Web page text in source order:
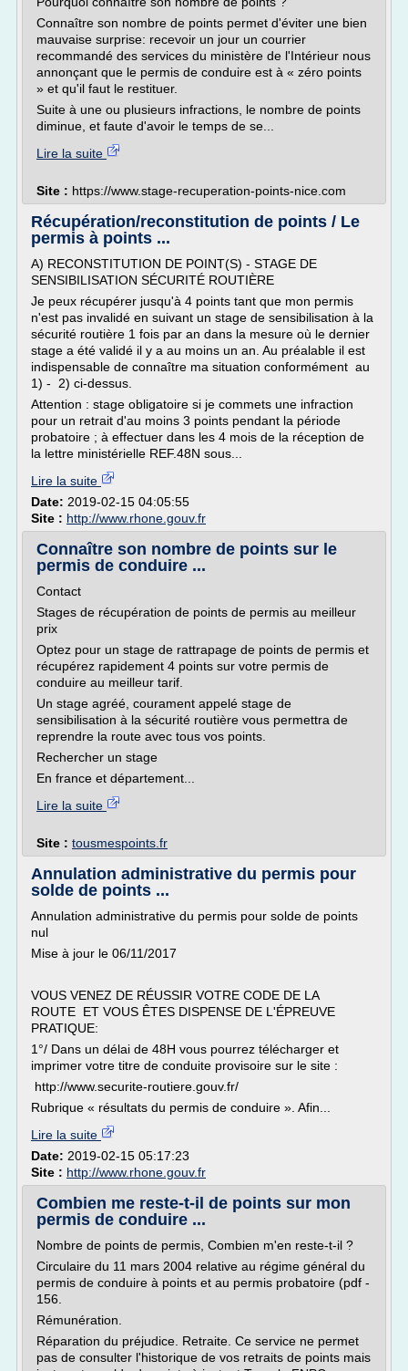
Connaître son nombre de points permet d'éviter une bien
mauvaise surprise: recevoir un jour un courrier
recommandé des services du ministère de l'Intérieur nous
annonçant que le permis de conduire est à « zéro points
» et qu'il faut le restituer.
Suite à une ou plusieurs infractions, le nombre de points
diminue, et faute d'avoir le temps de se...
Lire la suite
Site : https://www.stage-recuperation-points-nice.com
Récupération/reconstitution de points / Le
permis à points ...
A) RECONSTITUTION DE POINT(S) - STAGE DE
SENSIBILISATION SÉCURITÉ ROUTIÈRE
Je peux récupérer jusqu'à 4 points tant que mon permis
n'est pas invalidé en suivant un stage de sensibilisation à la
sécurité routière 1 fois par an dans la mesure où le dernier
stage a été validé il y a au moins un an. Au préalable il est
indispensable de connaître ma situation conformément au
1) - 2) ci-dessus.
Attention : stage obligatoire si je commets une infraction
pour un retrait d'au moins 3 points pendant la période
probatoire ; à effectuer dans les 4 mois de la réception de
la lettre ministérielle REF.48N sous...
Lire la suite
Date: 2019-02-15 04:05:55
Site : http://www.rhone.gouv.fr
Connaître son nombre de points sur le
permis de conduire ...
Contact
Stages de récupération de points de permis au meilleur
prix
Optez pour un stage de rattrapage de points de permis et
récupérez rapidement 4 points sur votre permis de
conduire au meilleur tarif.
Un stage agréé, courament appelé stage de
sensibilisation à la sécurité routière vous permettra de
reprendre la route avec tous vos points.
Rechercher un stage
En france et département...
Lire la suite
Site : tousmespoints.fr
Annulation administrative du permis pour
solde de points ...
Annulation administrative du permis pour solde de points
nul
Mise à jour le 06/11/2017
VOUS VENEZ DE RÉUSSIR VOTRE CODE DE LA
ROUTE ET VOUS ÊTES DISPENSE DE L'ÉPREUVE
PRATIQUE:
1°/ Dans un délai de 48H vous pourrez télécharger et
imprimer votre titre de conduite provisoire sur le site :
http://www.securite-routiere.gouv.fr/
Rubrique « résultats du permis de conduire ». Afin...
Lire la suite
Date: 2019-02-15 05:17:23
Site : http://www.rhone.gouv.fr
Combien me reste-t-il de points sur mon
permis de conduire ...
Nombre de points de permis, Combien m'en reste-t-il ?
Circulaire du 11 mars 2004 relative au régime général du
permis de conduire à points et au permis probatoire (pdf -
156.
Rémunération.
Réparation du préjudice. Retraite. Ce service ne permet
pas de consulter l'historique de vos retraits de points mais